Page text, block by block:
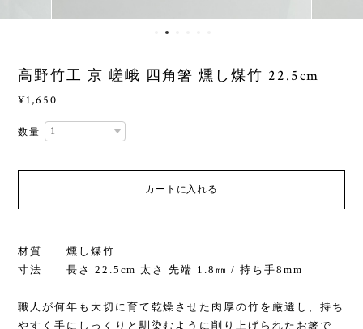
高野竹工 京 嵯峨 四角箸 燻し煤竹 22.5cm
¥1,650
数量
カートに入れる
材質 燻し煤竹
寸法 長さ 22.5cm 太さ 先端 1.8㎜ / 持ち手8mm
職人が何年も大切に育て乾燥させた肉厚の竹を厳選し、持ち
やすく手にしっくりと馴染むように削り上げられたお箸で